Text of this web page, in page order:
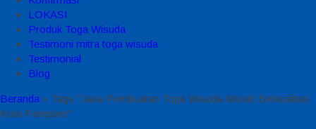
LOKASI
Produk Toga Wisuda
Testimoni mitra toga wisuda
Testimonial
Blog
Beranda » Tags "Jasa Pembuatan Toga Wisuda Murah Berkualitas
Kota Parepare"